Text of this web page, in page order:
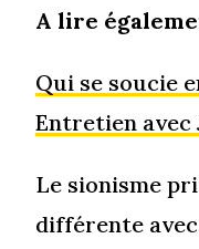
A lire
Qui se soucie
Entretien avec
Le sionisme
différente